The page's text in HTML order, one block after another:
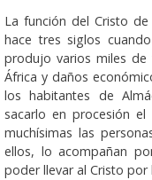
La función del Cristo
hace tres siglos
produjo varios miles de
África y daños
los habitantes de
sacarlo en procesión
muchísimas las
ellos, lo acompañan
poder llevar al Cristo por